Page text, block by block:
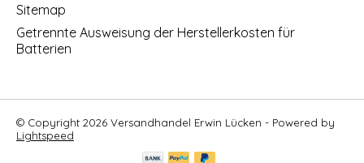
Sitemap
Getrennte Ausweisung der Herstellerkosten für
Batterien
© Copyright 2026 Versandhandel Erwin Lücken - Powered by
Lightspeed